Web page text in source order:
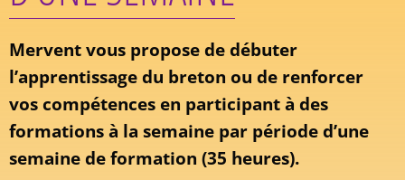
Mervent vous propose de débuter
l’apprentissage du breton ou de renforcer
vos compétences en participant à des
formations à la semaine par période d’une
semaine de formation (35 heures).